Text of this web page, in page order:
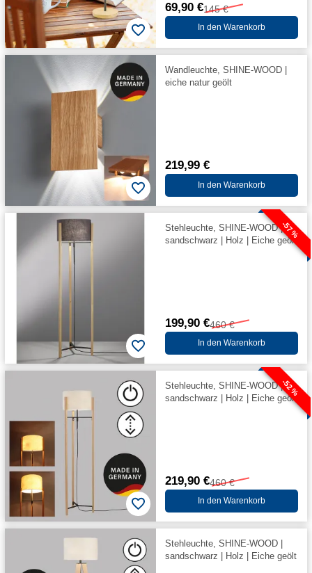
69,90 €145 €
In den Warenkorb
Wandleuchte, SHINE-WOOD |
eiche natur geölt
219,99 €
In den Warenkorb
-57 %
Stehleuchte, SHINE-WOOD |
sandschwarz | Holz | Eiche geölt
199,90 €460 €
In den Warenkorb
-52 %
Stehleuchte, SHINE-WOOD |
sandschwarz | Holz | Eiche geölt
219,90 €460 €
In den Warenkorb
Stehleuchte, SHINE-WOOD |
sandschwarz | Holz | Eiche geölt